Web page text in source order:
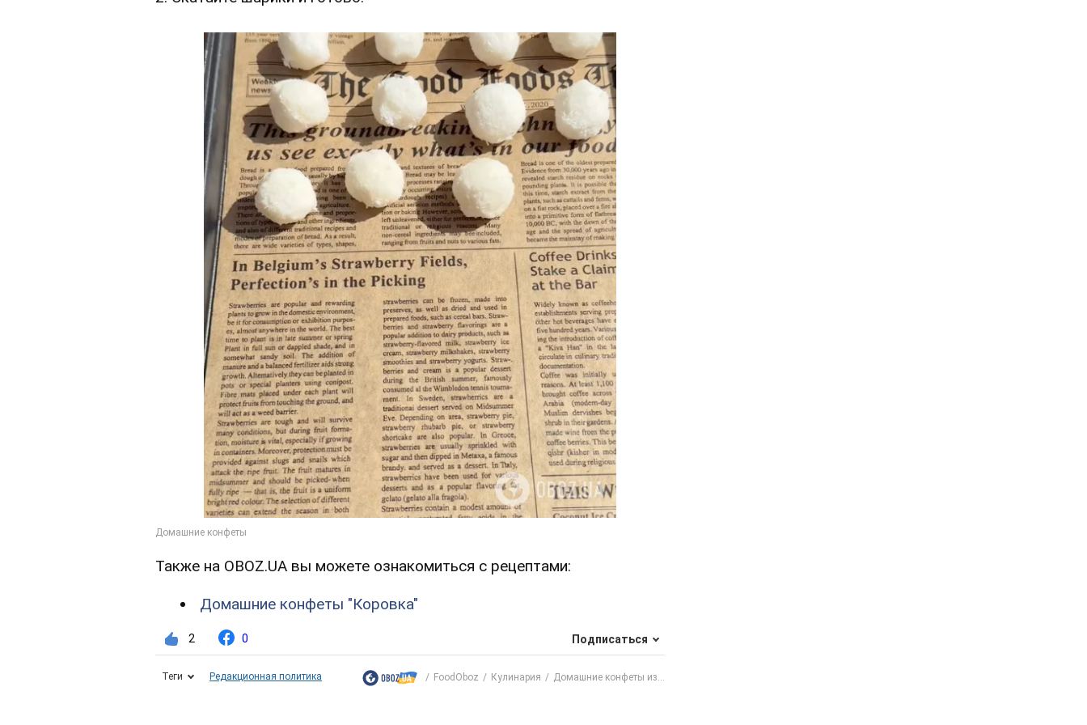
Также на OBOZ.UA вы можете ознакомиться с рецептами:
Домашние конфеты "Коровка"
2 0 Подписаться
Теги Редакционная политика FoodOboz Кулинария Домашние конфеты из...